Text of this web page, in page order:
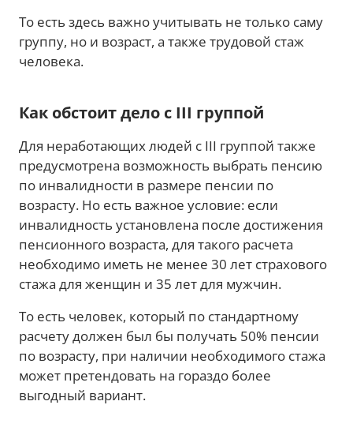
То есть здесь важно учитывать не только саму
группу, но и возраст, а также трудовой стаж
человека.
Как обстоит дело с III группой
Для неработающих людей с III группой также
предусмотрена возможность выбрать пенсию
по инвалидности в размере пенсии по
возрасту. Но есть важное условие: если
инвалидность установлена после достижения
пенсионного возраста, для такого расчета
необходимо иметь не менее 30 лет страхового
стажа для женщин и 35 лет для мужчин.
То есть человек, который по стандартному
расчету должен был бы получать 50% пенсии
по возрасту, при наличии необходимого стажа
может претендовать на гораздо более
выгодный вариант.